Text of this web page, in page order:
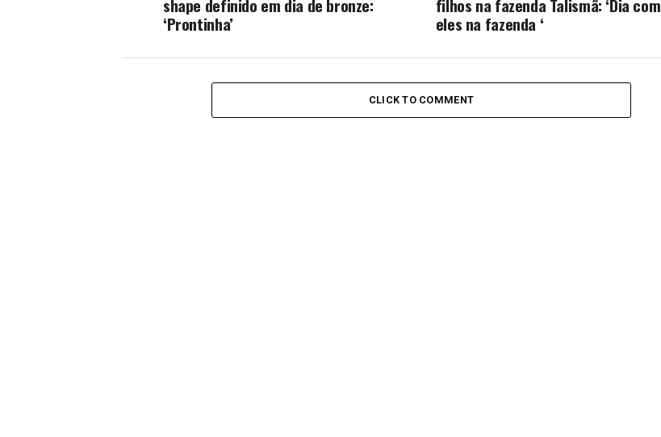
filhos na fazenda Talismã: ‘Dia com
eles na fazenda ‘
shape definido em dia de bronze:
‘Prontinha’
CLICK TO COMMENT